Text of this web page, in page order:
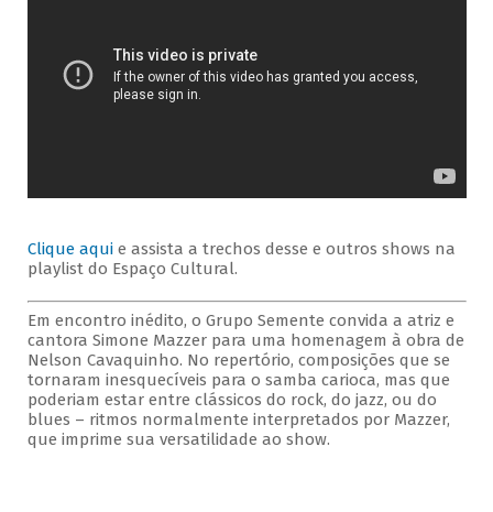
Clique aquie assista a trechos desse e outros shows na
playlist do Espaço Cultural.
Em encontro inédito, o Grupo Semente convida a atriz e
cantora Simone Mazzer para uma homenagem à obra de
Nelson Cavaquinho. No repertório, composições que se
tornaram inesquecíveis para o samba carioca, mas que
poderiam estar entre clássicos do rock, do jazz, ou do
blues – ritmos normalmente interpretados por Mazzer,
que imprime sua versatilidade ao show.